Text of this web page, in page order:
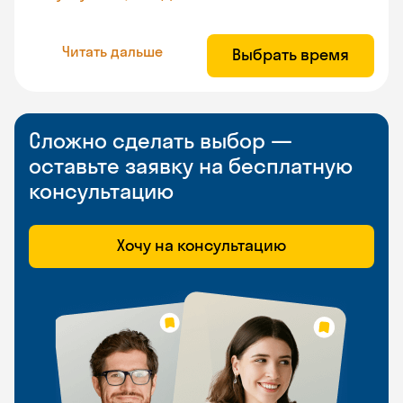
Читать дальше Выбрать время
Сложно сделать выбор —
оставьте заявку на бесплатную
консультацию
Хочу на консультацию